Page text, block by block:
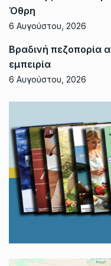
Όθρη
6 Αυγούστου, 2026
Βραδινή πεζοπορία
εμπειρία
6 Αυγούστου, 2026